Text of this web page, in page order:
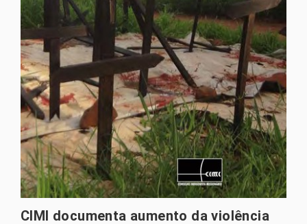
CIMI documenta aumento da violência